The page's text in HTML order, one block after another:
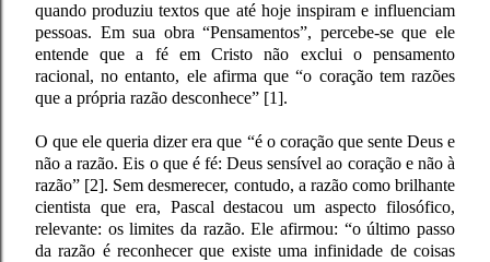
quando produziu textos que até hoje inspiram e influenciam
pessoas. Em sua obra “Pensamentos”, percebe-se que ele
entende que a fé em Cristo não exclui o pensamento
racional, no entanto, ele afirma que “o coração tem razões
que a própria razão desconhece” [1].
O que ele queria dizer era que “é o coração que sente Deus e
não a razão. Eis o que é fé: Deus sensível ao coração e não à
razão” [2]. Sem desmerecer, contudo, a razão como brilhante
cientista que era, Pascal destacou um aspecto filosófico,
relevante: os limites da razão. Ele afirmou: “o último passo
da razão é reconhecer que existe uma infinidade de coisas